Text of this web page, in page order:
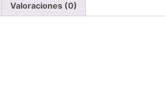
Valoraciones (0)